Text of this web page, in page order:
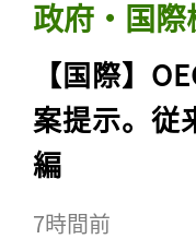
政府・国
【国際】
案提示。従
編
7時間前